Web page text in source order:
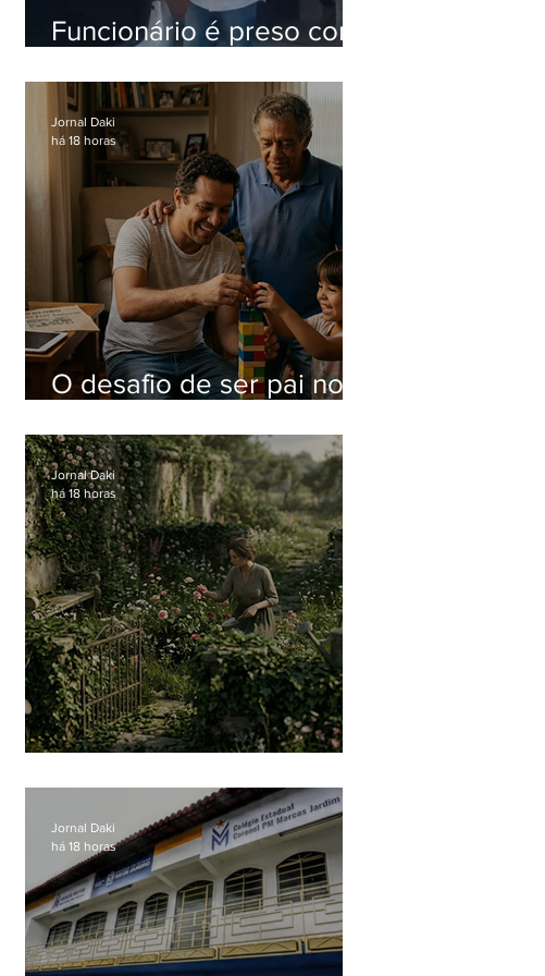
Funcionário é preso com
do Hospital do Andaraí
O desafio de ser pai no
Jornal Daki
há 18 horas
Jornal Daki
há 18 horas
Jornal Daki
há 18 horas